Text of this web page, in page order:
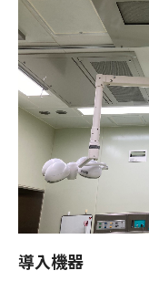
導入機器